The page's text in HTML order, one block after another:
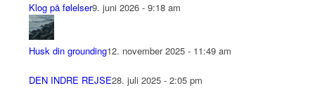
Klog på følelser9. juni 2026 - 9:18 am
Husk din grounding12. november 2025 - 11:49 am
DEN INDRE REJSE28. juli 2025 - 2:05 pm